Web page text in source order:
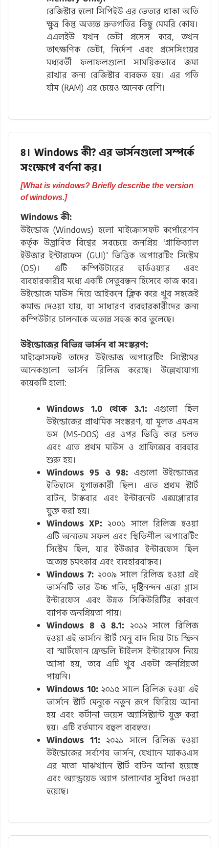
রেজিস্টার হলো সিপিইউ এর ভেতরে থাকা অতি
ক্ষুদ্র কিন্তু অত্যন্ত দ্রুতগতির কিছু মেমরি কোষ।
এএলইউ যখন ডেটা প্রসেস করে, তখন
তাৎক্ষণিক ডেটা, নির্দেশ এবং প্রসেসিংয়ের
মধ্যবর্তী ফলাফলগুলো সাময়িকভাবে জমা
রাখার জন্য রেজিস্টার ব্যবহৃত হয়। এর গতি
র্যাম (RAM) এর চেয়েও অনেক বেশি।
৪। Windows কী? এর ভার্সনগুলো সম্পর্কে
সংক্ষেপে বর্ণনা কর।
[What is windows? Briefly describe the version
of windows.]
Windows কী:
উইন্ডোজ (Windows) হলো মাইক্রোসফট কর্পোরেশন
কর্তৃক উদ্ভাবিত বিশ্বের সবচেয়ে জনপ্রিয় ‘গ্রাফিক্যাল
ইউজার ইন্টারফেস (GUI)’ ভিত্তিক অপারেটিং সিস্টেম
(OS)। এটি কম্পিউটারের হার্ডওয়্যার এবং
ব্যবহারকারীর মধ্যে একটি সেতুবন্ধন হিসেবে কাজ করে।
উইন্ডোজে মাউস দিয়ে আইকনে ক্লিক করে খুব সহজেই
কমান্ড দেওয়া যায়, যা সাধারণ ব্যবহারকারীদের জন্য
কম্পিউটার চালনাকে অত্যন্ত সহজ করে তুলেছে।
উইন্ডোজের বিভিন্ন ভার্সন বা সংস্করণ:
মাইক্রোসফট তাদের উইন্ডোজ অপারেটিং সিস্টেমের
অনেকগুলো ভার্সন রিলিজ করেছে। উল্লেখযোগ্য
কয়েকটি হলো:
Windows 1.0 থেকে 3.1:এগুলো ছিল
উইন্ডোজের প্রাথমিক সংস্করণ, যা মূলত এমএস
ডস (MS-DOS) এর ওপর ভিত্তি করে চলত
এবং এতে প্রথম মাউস ও গ্রাফিক্সের ব্যবহার
শুরু হয়।
Windows 95 ও 98: এগুলো উইন্ডোজের
ইতিহাসে যুগান্তকারী ছিল। এতে প্রথম স্টার্ট
বাটন, টাস্কবার এবং ইন্টারনেট এক্সপ্লোরার
যুক্ত করা হয়।
Windows XP: ২০০১ সালে রিলিজ হওয়া
এটি অন্যতম সফল এবং স্থিতিশীল অপারেটিং
সিস্টেম ছিল, যার ইউজার ইন্টারফেস ছিল
অত্যন্ত চমৎকার এবং ব্যবহারবান্ধব।
Windows 7: ২০০৯ সালে রিলিজ হওয়া এই
ভার্সনটি তার উচ্চ গতি, দৃষ্টিনন্দন এরো গ্লাস
ইন্টারফেস এবং উন্নত সিকিউরিটির কারণে
ব্যাপক জনপ্রিয়তা পায়।
Windows 8 ও 8.1: ২০১২ সালে রিলিজ
হওয়া এই ভার্সনে স্টার্ট মেনু বাদ দিয়ে টাচ স্ক্রিন
বা স্মার্টফোন ফ্রেন্ডলি টাইলস ইন্টারফেস নিয়ে
আসা হয়, তবে এটি খুব একটা জনপ্রিয়তা
পায়নি।
Windows 10:২০১৫ সালে রিলিজ হওয়া এই
ভার্সনে স্টার্ট মেনুকে নতুন রূপে ফিরিয়ে আনা
হয় এবং কর্টানা ভয়েস অ্যাসিস্ট্যান্ট যুক্ত করা
হয়। এটি বর্তমানে বহুল ব্যবহৃত।
Windows 11: ২০২১ সালে রিলিজ হওয়া
উইন্ডোজের সর্বশেষ ভার্সন, যেখানে ম্যাকওএস
এর মতো মাঝখানে স্টার্ট বাটন আনা হয়েছে
এবং অ্যান্ড্রয়েড অ্যাপ চালানোর সুবিধা দেওয়া
হয়েছে।